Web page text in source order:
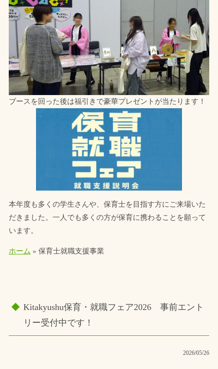
ブースを回った後は福引きで豪華プレゼントが当たります！
本年度も多くの学生さんや、保育士を目指す方にご来場いた
だきました。一人でも多くの方が保育に携わることを願って
います。
ホーム » 保育士就職支援事業
Kitakyushu保育・就職フェア2026 事前エント
リー受付中です！
2026/05/26